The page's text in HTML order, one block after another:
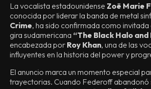
La vocalista estadounidense Zoë Marie
conocida por liderar la banda de metal
Crime, ha sido confirmada como invitada
gira sudamericana “The Black Halo and
encabezada por Roy Khan, una de las
influyentes en la historia del power y
El anuncio marca un momento especial
trayectorias. Cuando Federoff abandonó